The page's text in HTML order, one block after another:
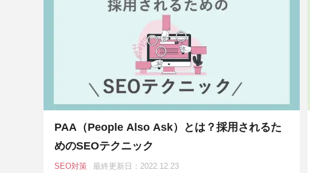
PAA（People Also Ask）とは？採用されるた
めのSEOテクニック
SEO対策 最終更新日：2022.12.23